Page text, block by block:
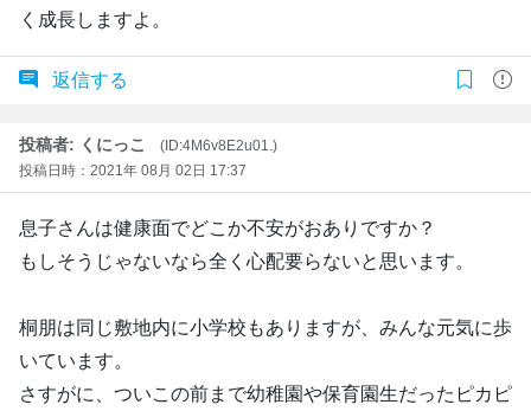
く成長しますよ。
返信する
投稿者: くにっこ
(ID:4M6v8E2u01.)
投稿日時：2021年 08月 02日 17:37
息子さんは健康面でどこか不安がおありですか？
もしそうじゃないなら全く心配要らないと思います。
桐朋は同じ敷地内に小学校もありますが、みんな元気に歩
いています。
さすがに、ついこの前まで幼稚園や保育園生だったピカピ